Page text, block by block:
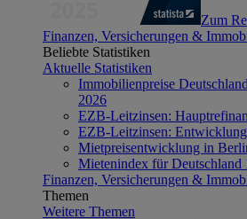
Zum
Finanzen, Versicherungen &
Beliebte Statistiken
Aktuelle Statistiken
Immobilienpreise
2026
EZB-Leitzinsen:
EZB-Leitzinsen:
Mietpreisentwicklung in
Mietenindex für Deutschland
Finanzen, Versicherungen &
Themen
Weitere Themen